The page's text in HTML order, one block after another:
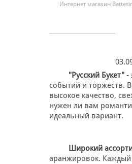
Интернет магазин
"Русский Букет"-
событий и торжеств.
высокое качество,
нужен ли вам
идеальный вариант.
Широкий
аранжировок. Каждый